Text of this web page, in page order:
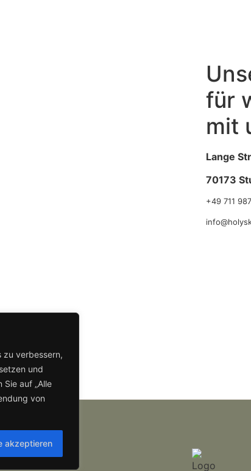
zu verbessern,
und
Sie auf „Alle
von
akzeptieren
für
mit
Lange
70173
+49 711